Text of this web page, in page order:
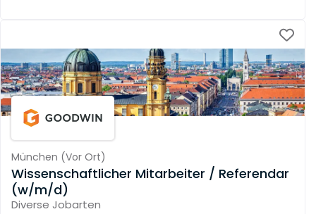
München (Vor Ort)
Wissenschaftlicher Mitarbeiter / Referendar
(w/m/d)
Diverse Jobarten